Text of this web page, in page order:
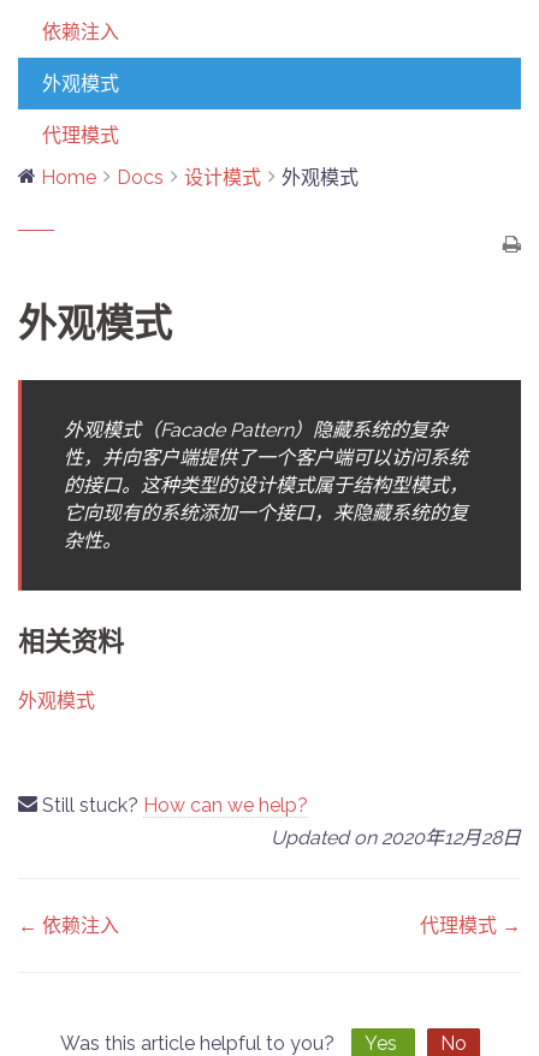
依赖注入
外观模式
代理模式
Home
Docs 设计模式 外观模式
外观模式
外观模式（Facade Pattern）隐藏系统的复杂
性，并向客户端提供了一个客户端可以访问系统
的接口。这种类型的设计模式属于结构型模式，
它向现有的系统添加一个接口，来隐藏系统的复
杂性。
相关资料
外观模式
Still stuck? How can we help?
Updated on 2020年12月28日
Doc
← 依赖注入 代理模式 →
Was this article helpful to you? Yes No